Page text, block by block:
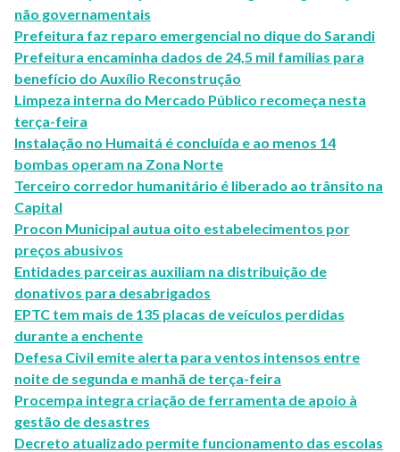
não governamentais
Prefeitura faz reparo emergencial no dique do Sarandi
Prefeitura encaminha dados de 24,5 mil famílias para
benefício do Auxílio Reconstrução
Limpeza interna do Mercado Público recomeça nesta
terça-feira
Instalação no Humaitá é concluída e ao menos 14
bombas operam na Zona Norte
Terceiro corredor humanitário é liberado ao trânsito na
Capital
Procon Municipal autua oito estabelecimentos por
preços abusivos
Entidades parceiras auxiliam na distribuição de
donativos para desabrigados
EPTC tem mais de 135 placas de veículos perdidas
durante a enchente
Defesa Civil emite alerta para ventos intensos entre
noite de segunda e manhã de terça-feira
Procempa integra criação de ferramenta de apoio à
gestão de desastres
Decreto atualizado permite funcionamento das escolas